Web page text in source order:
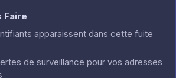
Faire
apparaissent dans cette fuite
de surveillance pour vos adresses